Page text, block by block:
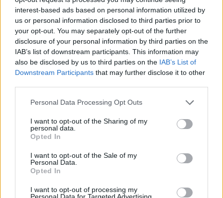
interest-based ads based on personal information utilized by
us or personal information disclosed to third parties prior to
your opt-out. You may separately opt-out of the further
disclosure of your personal information by third parties on the
IAB’s list of downstream participants. This information may
also be disclosed by us to third parties on the IAB’s List of
Downstream Participants that may further disclose it to other
Please note that this website/app uses one or more Google
not limited to your visit or usage behaviour. You may click to
grant or deny consent to Google and its third-party tags to
use your data for below specified purposes in below Google
consent section.
Personal Data Processing Opt Outs
I want to opt-out of the Sharing of my
personal data.
Opted In
I want to opt-out of the Sale of my
Personal Data.
Opted In
I want to opt-out of processing my
Personal Data for Targeted Advertising.
Dallas Mavericks, deplasmanda
karşılaştığı Utah Jazz'ı mağlup etti ve
playofflara kalmayı başardı. Böylece
NBA playofflarında sadece bir bilet
boşta...
Bu Kez Kardeş Curry Coştu!
Stephen Curry, inanılmaz
kavurmaya devam ederken,
Sacramento Kings'te forma giyen
dönemde...
08/APR/16 10:05